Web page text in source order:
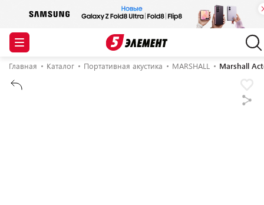
Главная Каталог Портативная акустика MARSHALL Marshall